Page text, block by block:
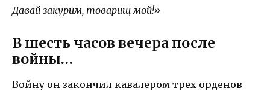
Давай закурим, товарищ мой!»
В шесть часов вечера после
войны…
Войну он закончил кавалером трех орденов